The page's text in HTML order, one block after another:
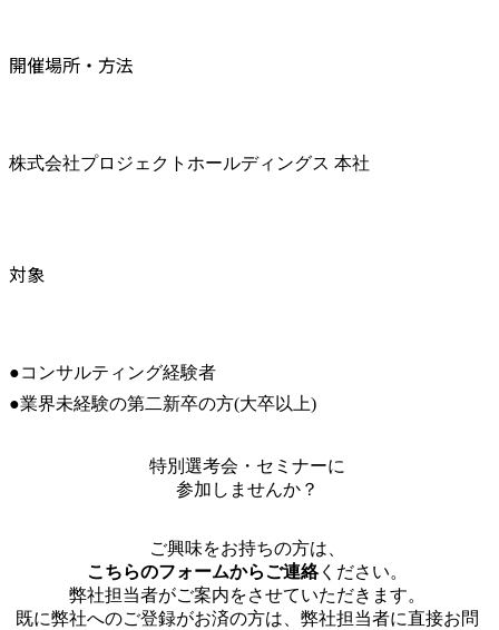
開催場所・方法
株式会社プロジェクトホールディングス 本社
対象
●コンサルティング経験者
●業界未経験の第二新卒の方(大卒以上)
特別選考会・セミナーに
参加しませんか？
ご興味をお持ちの方は、
こちらのフォームからご連絡ください。
弊社担当者がご案内をさせていただきます。
既に弊社へのご登録がお済の方は、弊社担当者に直接お問